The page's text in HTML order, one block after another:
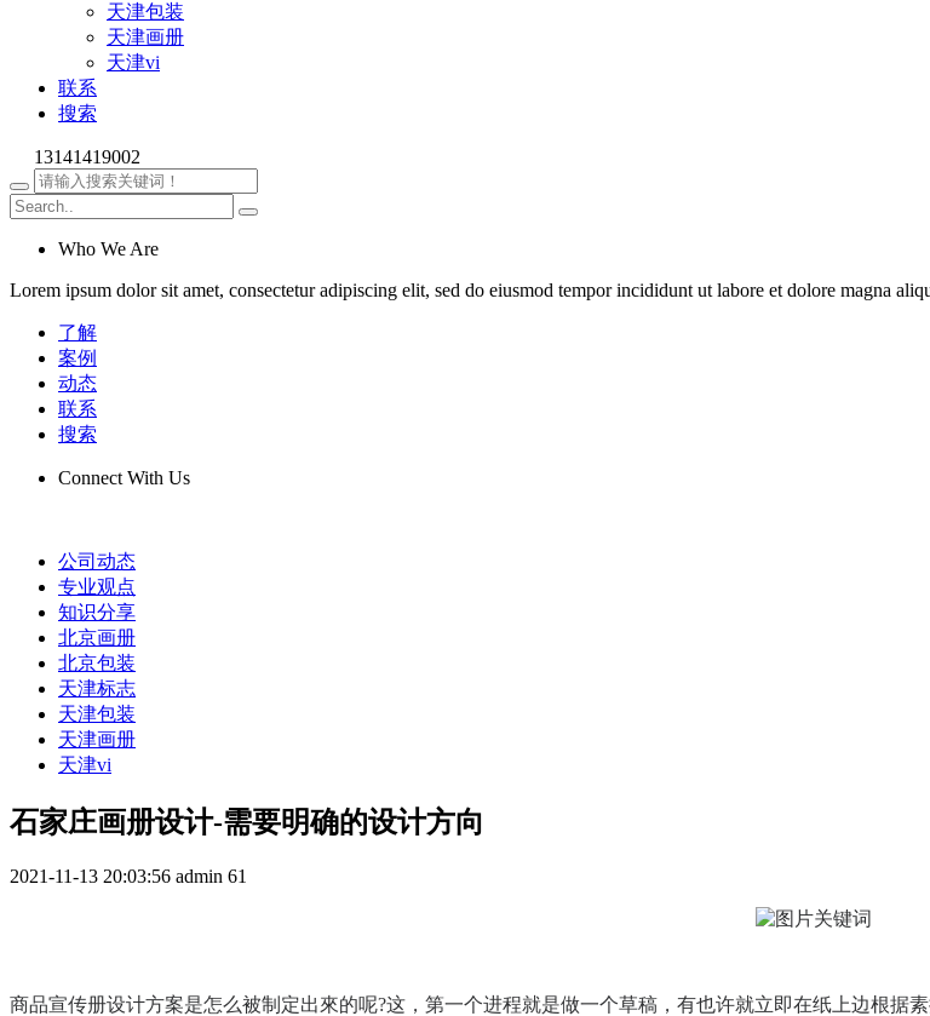
天津包装
天津画册
天津vi
联系
搜索
13141419002
Who We Are
Lorem ipsum dolor sit amet, consectetur adipiscing elit, sed do eiusmod tempor incididunt ut labore et dolore magna
了解
案例
动态
联系
搜索
Connect With Us
公司动态
专业观点
知识分享
北京画册
北京包装
天津标志
天津包装
天津画册
天津vi
石家庄画册设计-需要明确的设计方向
2021-11-13 20:03:56 admin 61
商品宣传册设计方案是怎么被制定出來的呢?这，第一个进程就是做一个草稿，有也许就立即在纸上边根